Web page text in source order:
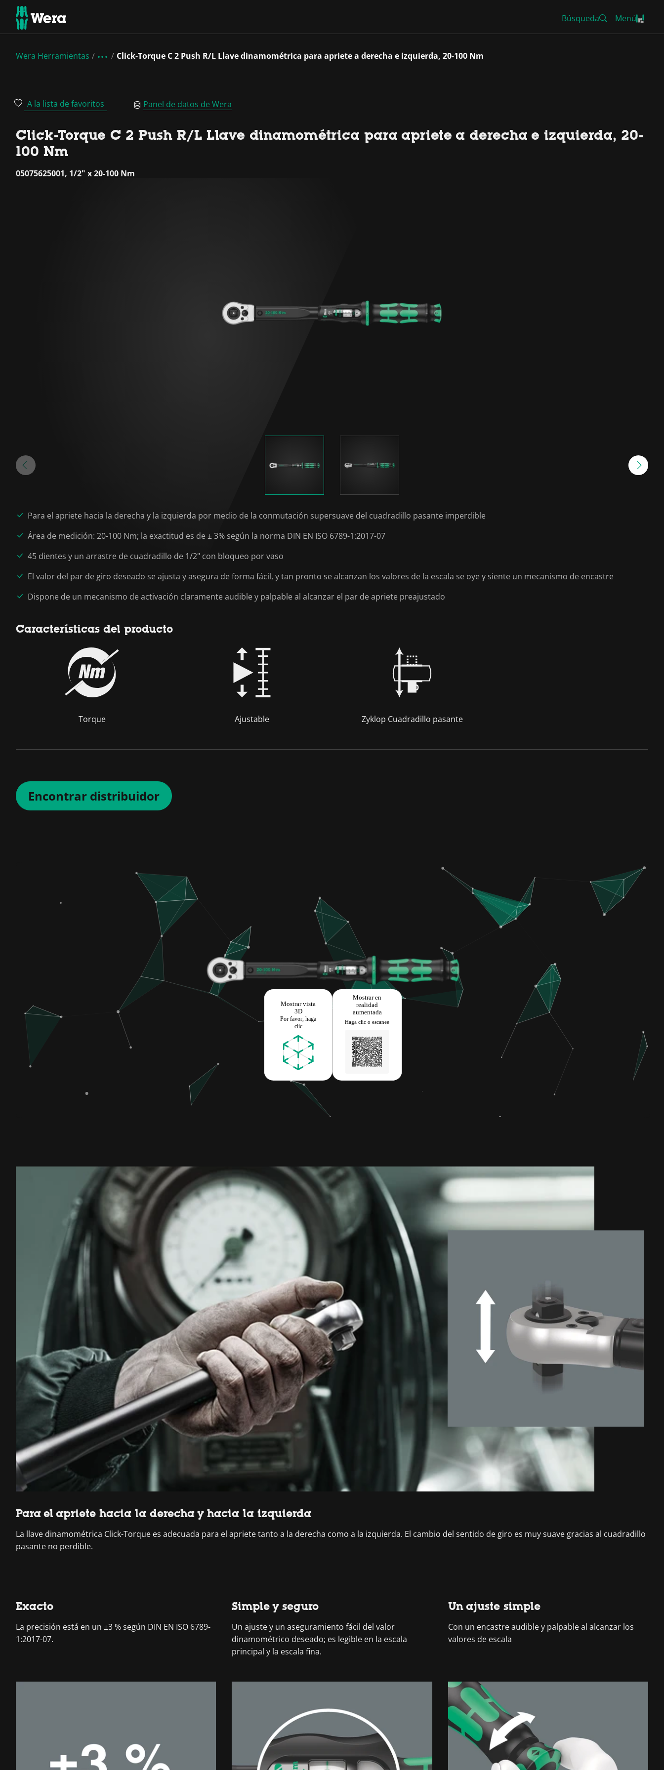
Búsqueda Menú
Wera Herramientas Click-Torque C 2 Push R/L Llave dinamométrica para apriete a derecha e izquierda, 20-100 Nm
A la lista de favoritos Panel de datos de Wera
Click-Torque C 2 Push R/L Llave dinamométrica para apriete a derecha e izquierda, 20-
100 Nm
05075625001, 1/2" x 20-100 Nm
Para el apriete hacia la derecha y la izquierda por medio de la conmutación supersuave del cuadradillo pasante imperdible
Área de medición: 20-100 Nm; la exactitud es de ± 3% según la norma DIN EN ISO 6789-1:2017-07
45 dientes y un arrastre de cuadradillo de 1/2" con bloqueo por vaso
El valor del par de giro deseado se ajusta y asegura de forma fácil, y tan pronto se alcanzan los valores de la escala se oye y siente un mecanismo de encastre
Dispone de un mecanismo de activación claramente audible y palpable al alcanzar el par de apriete preajustado
Características del producto
Torque Ajustable Zyklop Cuadradillo pasante
Encontrar distribuidor
Para el apriete hacia la derecha y hacia la izquierda
La llave dinamométrica Click-Torque es adecuada para el apriete tanto a la derecha como a la izquierda. El cambio del sentido de giro es muy suave gracias al cuadradillo
pasante no perdible.
Exacto
La precisión está en un ±3 % según DIN EN ISO 6789-
1:2017-07.
Simple y seguro
Un ajuste y un aseguramiento fácil del valor
dinamométrico deseado; es legible en la escala
principal y la escala fina.
Un ajuste simple
Con un encastre audible y palpable al alcanzar los
valores de escala